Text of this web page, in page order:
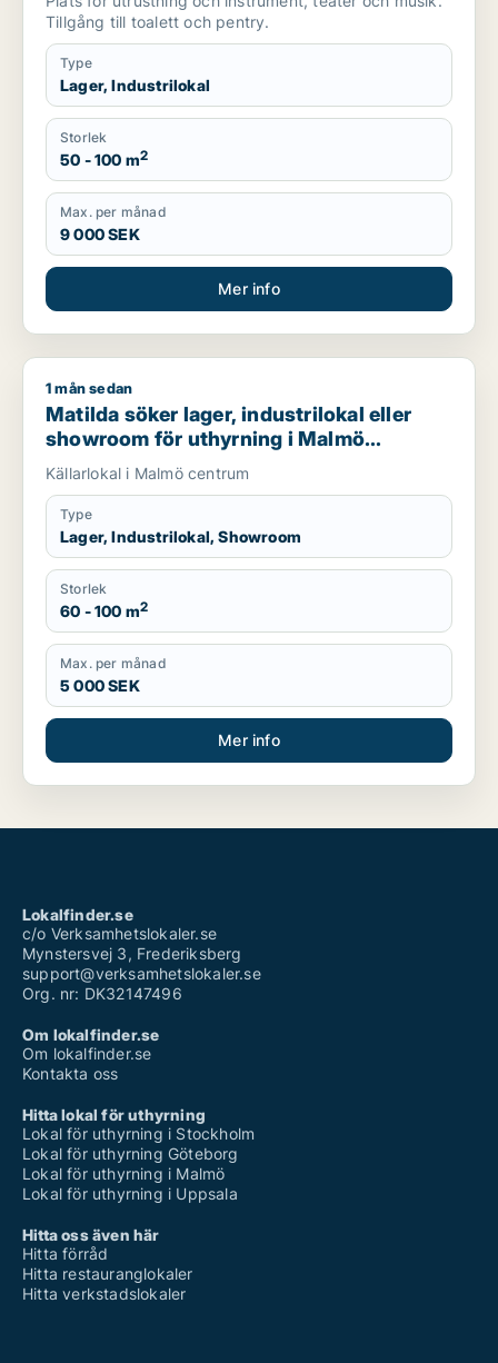
Tillgång till toalett och pentry.
Type
Lager, Industrilokal
Storlek
50 - 100 m2
Max. per månad
9 000 SEK
Mer info
Matilda söker lager, industrilokal eller showroom för
1 mån sedan
Matilda söker lager, industrilokal eller
showroom för uthyrning i Malmö
Centrum
Källarlokal i Malmö centrum
Type
Lager, Industrilokal, Showroom
Storlek
60 - 100 m2
Max. per månad
5 000 SEK
Mer info
Lokalfinder.se
c/o Verksamhetslokaler.se
Mynstersvej 3, Frederiksberg
support@verksamhetslokaler.se
Org. nr: DK32147496
Om lokalfinder.se
Om lokalfinder.se
Kontakta oss
Hitta lokal för uthyrning
Lokal för uthyrning i Stockholm
Lokal för uthyrning Göteborg
Lokal för uthyrning i Malmö
Lokal för uthyrning i Uppsala
Hitta oss även här
Hitta förråd
Hitta restauranglokaler
Hitta verkstadslokaler